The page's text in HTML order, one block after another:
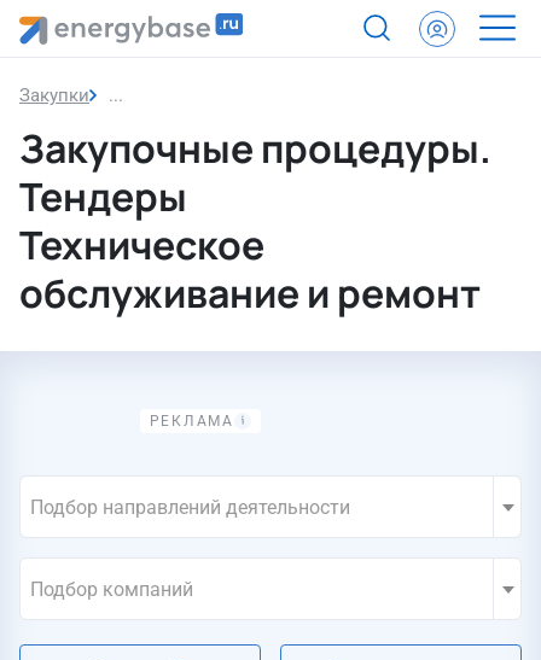
Закупки Техническое обслуживание и ремонт
Закупочные процедуры.
Тендеры
Техническое
обслуживание и ремонт
Подбор направлений деятельности
Подбор компаний